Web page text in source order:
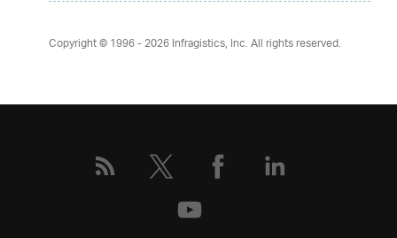
Copyright © 1996 - 2026Infragistics, Inc. All rights reserved.